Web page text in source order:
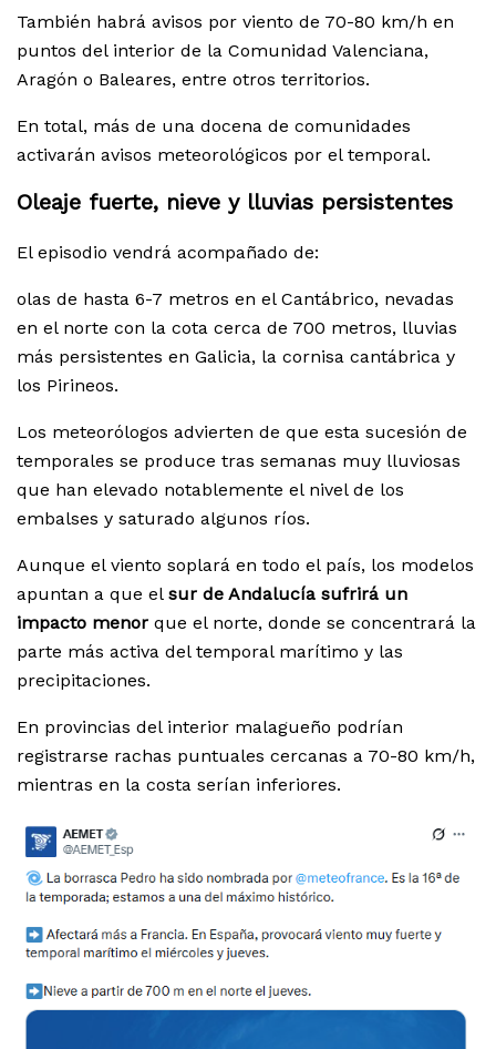
También habrá avisos por viento de 70-80 km/h en
puntos del interior de la Comunidad Valenciana,
Aragón o Baleares, entre otros territorios.
En total, más de una docena de comunidades
activarán avisos meteorológicos por el temporal.
Oleaje fuerte, nieve y lluvias persistentes
El episodio vendrá acompañado de:
olas de hasta 6-7 metros en el Cantábrico, nevadas
en el norte con la cota cerca de 700 metros, lluvias
más persistentes en Galicia, la cornisa cantábrica y
los Pirineos.
Los meteorólogos advierten de que esta sucesión de
temporales se produce tras semanas muy lluviosas
que han elevado notablemente el nivel de los
embalses y saturado algunos ríos.
Aunque el viento soplará en todo el país, los modelos
apuntan a que el sur de Andalucía sufrirá un
impacto menor que el norte, donde se concentrará la
parte más activa del temporal marítimo y las
precipitaciones.
En provincias del interior malagueño podrían
registrarse rachas puntuales cercanas a 70-80 km/h,
mientras en la costa serían inferiores.